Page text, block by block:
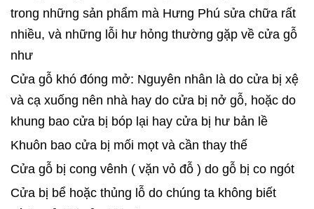
trong những sản phẩm mà Hưng Phú sửa chữa rất
nhiều, và những lỗi hư hỏng thường gặp về cửa gỗ
như
Cửa gỗ khó đóng mở: Nguyên nhân là do cửa bị xệ
và cạ xuống nên nhà hay do cửa bị nở gỗ, hoặc do
khung bao cửa bị bóp lại hay cửa bị hư bản lề
Khuôn bao cửa bị mối mọt và cần thay thế
Cửa gỗ bị cong vênh ( vặn vỏ đỗ ) do gỗ bị co ngót
Cửa bị bể hoặc thủng lỗ do chúng ta không biết